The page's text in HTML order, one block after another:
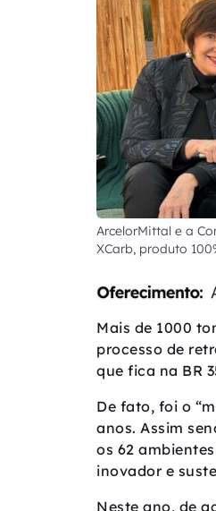
ArcelorMittal e a
XCarb, produto
Mais de 1000
processo de
que fica na BR
De fato, foi o
anos. Assim
os 62
inovador e
Neste ano, de